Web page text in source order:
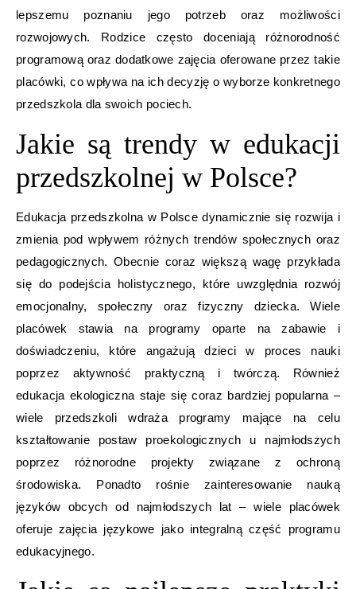
lepszemu poznaniu jego potrzeb oraz możliwości
rozwojowych. Rodzice często doceniają różnorodność
programową oraz dodatkowe zajęcia oferowane przez takie
placówki, co wpływa na ich decyzję o wyborze konkretnego
przedszkola dla swoich pociech.
Jakie są trendy w edukacji
przedszkolnej w Polsce?
Edukacja przedszkolna w Polsce dynamicznie się rozwija i
zmienia pod wpływem różnych trendów społecznych oraz
pedagogicznych. Obecnie coraz większą wagę przykłada
się do podejścia holistycznego, które uwzględnia rozwój
emocjonalny, społeczny oraz fizyczny dziecka. Wiele
placówek stawia na programy oparte na zabawie i
doświadczeniu, które angażują dzieci w proces nauki
poprzez aktywność praktyczną i twórczą. Również
edukacja ekologiczna staje się coraz bardziej popularna –
wiele przedszkoli wdraża programy mające na celu
kształtowanie postaw proekologicznych u najmłodszych
poprzez różnorodne projekty związane z ochroną
środowiska. Ponadto rośnie zainteresowanie nauką
języków obcych od najmłodszych lat – wiele placówek
oferuje zajęcia językowe jako integralną część programu
edukacyjnego.